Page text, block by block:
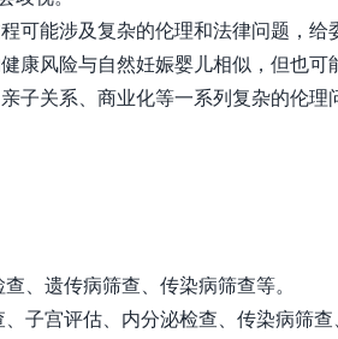
可能涉及复杂的伦理和法律问题，给
康风险与自然妊娠婴儿相似，但也可
子关系、商业化等一系列复杂的伦理
、遗传病筛查、传染病筛查等。
子宫评估、内分泌检查、传染病筛查